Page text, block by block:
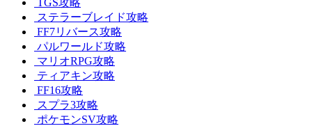
ステラーブレイド攻略
FF7リバース攻略
パルワールド攻略
マリオRPG攻略
ティアキン攻略
FF16攻略
スプラ3攻略
ポケモンSV攻略